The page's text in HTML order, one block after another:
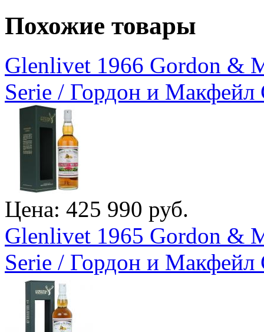
Похожие товары
Glenlivet 1966 Gordon &
Serie / Гордон и Макфейл
Цена: 425 990 руб.
Glenlivet 1965 Gordon &
Serie / Гордон и Макфейл